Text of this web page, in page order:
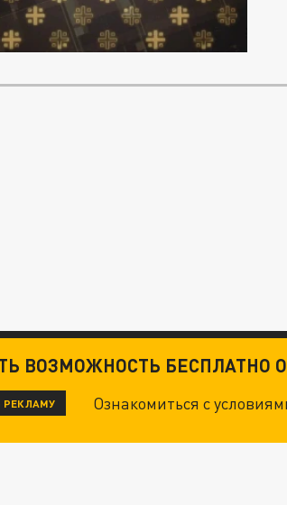
ВОЗМОЖНОСТЬ БЕСПЛАТНО
РЕКЛАМУ Ознакомиться с